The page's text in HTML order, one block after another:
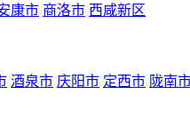
康市 商洛市 西咸新区
酒泉市 庆阳市 定西市 陇南